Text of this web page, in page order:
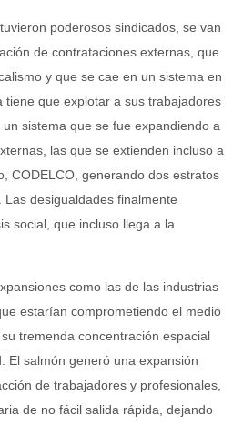
poderosos sindicados, se van
de contrataciones externas, que
y que se cae en un sistema en
tiene que explotar a sus trabajadores
sistema que se fue expandiendo a
las que se extienden incluso a
CODELCO, generando dos estratos
desigualdades finalmente
social, que incluso llega a la
como las de las industrias
estarían comprometiendo el medio
tremenda concentración espacial
El salmón generó una expansión
de trabajadores y profesionales,
de no fácil salida rápida, dejando